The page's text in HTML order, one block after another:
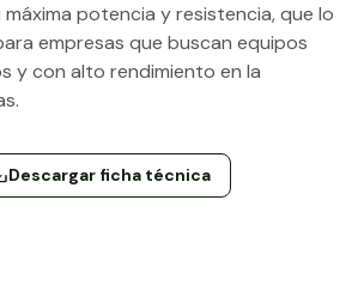
potencia y resistencia, que lo
empresas que buscan equipos
y con alto rendimiento en la
Descargar ficha técnica